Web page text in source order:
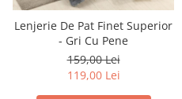
Lenjerie De Pat Finet Superior
- Gri Cu Pene
159,00 Lei
119,00 Lei